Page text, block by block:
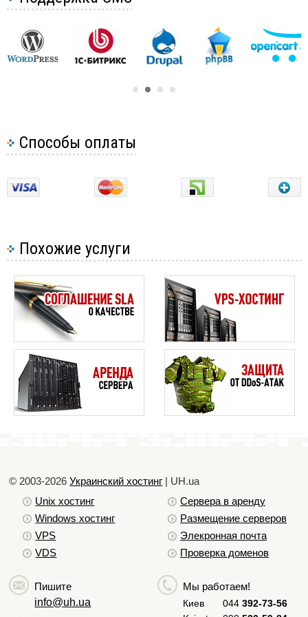
Подключаемся к серверу, на который
производилось копирование и проверяем был ли
скопирован при помощи команды:
ls
Способы оплаты
Похожие услуги
© 2003-2026Украинский хостинг | UH.ua
Unix хостинг
Windows хостинг
VPS
VDS
Сервера в аренду
Размещение серверов
Элекронная почта
Проверка доменов
Пишите
info@uh.ua
Мы работаем!
Киев 044 392-73-56